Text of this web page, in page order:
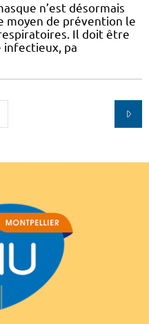
n’est désormais
moyen de prévention le
Il doit être
infectieux, pa